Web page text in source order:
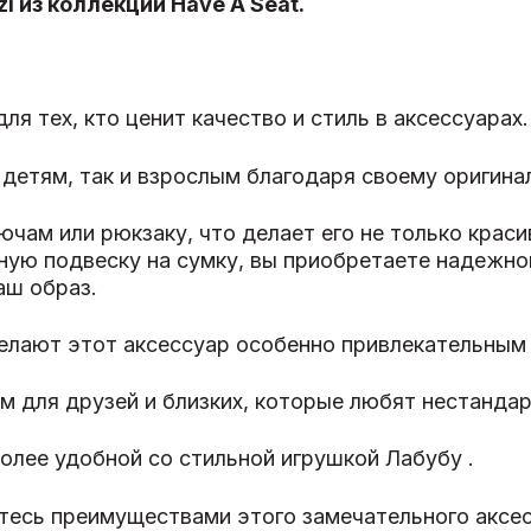
тех, кто ценит качество и стиль в аксессуарах.
так и взрослым благодаря своему
или рюкзаку, что делает его не только
подвеску на сумку, вы приобретаете
образ.
этот аксессуар особенно
для друзей и близких, которые любят
удобной со стильной игрушкой Лабубу .
преимуществами этого замечательного